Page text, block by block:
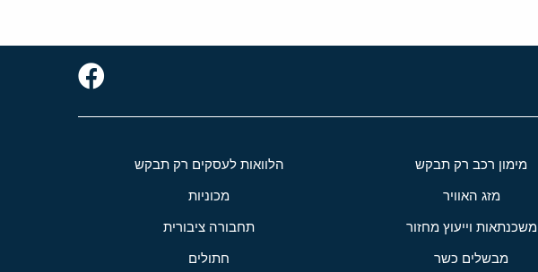
מימון רכב רק תבקש הלוואות לעסקים רק תבקש
מזג האוויר מכוניות
משכנתאות וייעוץ מחזור תחבורה ציבורית
מבשלים כשר חתולים